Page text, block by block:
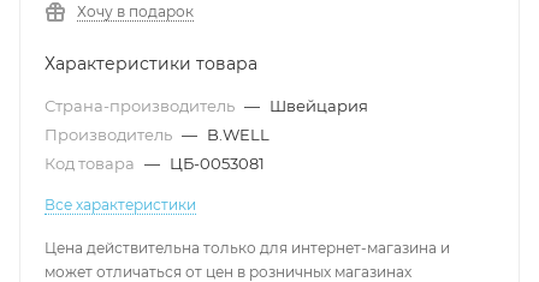
Хочу в подарок
Характеристики товара
Страна-производитель — Швейцария
Производитель — B.WELL
Код товара — ЦБ-0053081
Все характеристики
Цена действительна только для интернет-магазина и
может отличаться от цен в розничных магазинах